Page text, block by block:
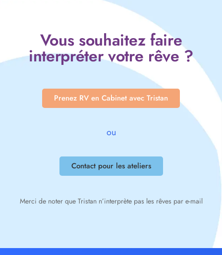
Vous souhaitez faire
interpréter votre rêve ?
Prenez RV en Cabinet avec Tristan
ou
Contact pour les ateliers
Merci de noter que Tristan n’interprète pas les rêves par e-mail